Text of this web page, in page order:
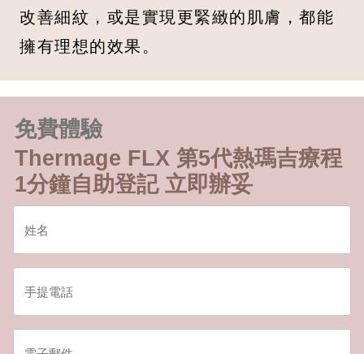
改善細紋，或是實現更緊緻的肌膚，都能
擁有理想的效果。
免費體驗
Thermage FLX 第5代熱瑪吉療程
1分鐘自助登記 立即辦妥